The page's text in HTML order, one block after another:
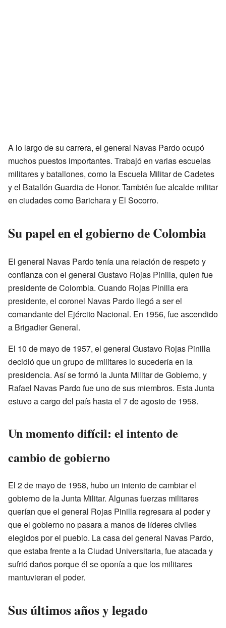
A lo largo de su carrera, el general Navas Pardo ocupó
muchos puestos importantes. Trabajó en varias escuelas
militares y batallones, como la Escuela Militar de Cadetes
y el Batallón Guardia de Honor. También fue alcalde militar
en ciudades como Barichara y El Socorro.
Su papel en el gobierno de Colombia
El general Navas Pardo tenía una relación de respeto y
confianza con el general Gustavo Rojas Pinilla, quien fue
presidente de Colombia. Cuando Rojas Pinilla era
presidente, el coronel Navas Pardo llegó a ser el
comandante del Ejército Nacional. En 1956, fue ascendido
a Brigadier General.
El 10 de mayo de 1957, el general Gustavo Rojas Pinilla
decidió que un grupo de militares lo sucedería en la
presidencia. Así se formó la Junta Militar de Gobierno, y
Rafael Navas Pardo fue uno de sus miembros. Esta Junta
estuvo a cargo del país hasta el 7 de agosto de 1958.
Un momento difícil: el intento de
cambio de gobierno
El 2 de mayo de 1958, hubo un intento de cambiar el
gobierno de la Junta Militar. Algunas fuerzas militares
querían que el general Rojas Pinilla regresara al poder y
que el gobierno no pasara a manos de líderes civiles
elegidos por el pueblo. La casa del general Navas Pardo,
que estaba frente a la Ciudad Universitaria, fue atacada y
sufrió daños porque él se oponía a que los militares
mantuvieran el poder.
Sus últimos años y legado